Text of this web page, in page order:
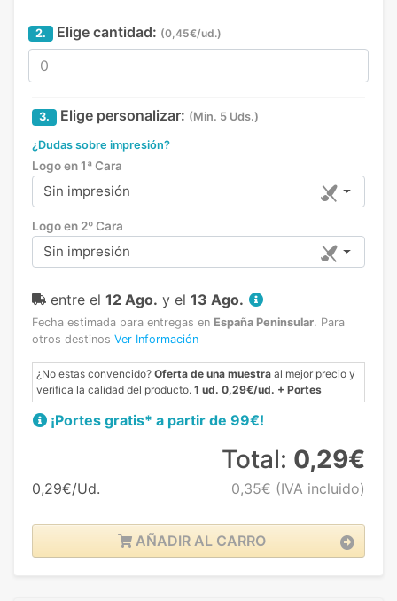
2. Elige cantidad: (0,45€/ud.)
3. Elige personalizar: (Min. 5 Uds.)
¿Dudas sobre impresión?
Logo en 1ª Cara
Sin impresión
Logo en 2º Cara
Sin impresión
entre el 12 Ago. y el 13 Ago.
Fecha estimada para entregas en España Peninsular. Para
otros destinos Ver Información
¿No estas convencido? Oferta de una muestra al mejor precio y
verifica la calidad del producto. 1 ud. 0,29€/ud. + Portes
¡Portes gratis* a partir de 99€!
0,29€/Ud.
Total: 0,29€
0,35€ (IVA incluido)
AÑADIR AL CARRO